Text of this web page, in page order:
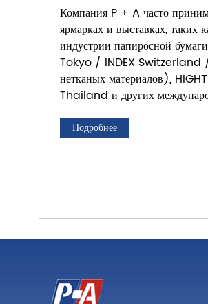
Компания P + A часто
ярмарках и выставках, таких
индустрии папиросной
Tokyo / INDEX Switzerland /
нетканых материалов),
Thailand и других
Подробнее